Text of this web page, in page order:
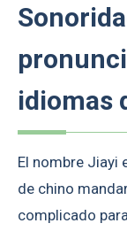
idiomas
El nombre Jiayi
de chino
complicado